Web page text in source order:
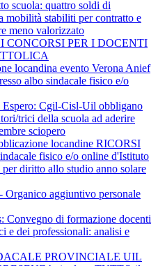
scuola: quattro soldi di
mobilità stabiliti per contratto e
meno valorizzato
CONCORSI PER I DOCENTI
locandina evento Verona Anief
albo sindacale fisico e/o
Cgil-Cisl-Uil obbligano
trici della scuola ad aderire
sciopero
locandine RICORSI
fisico e/o online d'Istituto
diritto allo studio anno solare
aggiuntivo personale
Convegno di formazione docenti
e dei professionali: analisi e
PROVINCIALE UIL